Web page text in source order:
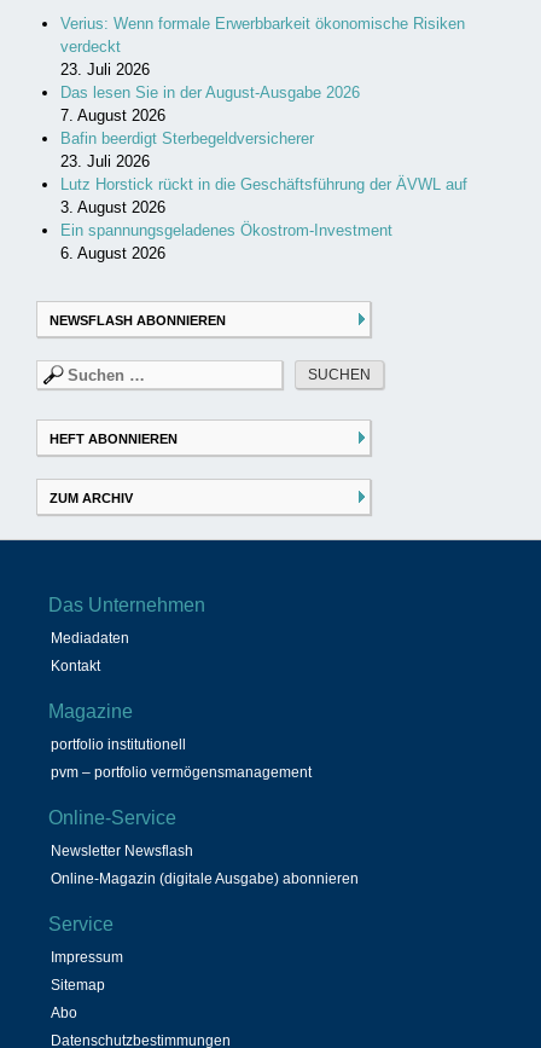
Verius: Wenn formale Erwerbbarkeit ökonomische Risiken
verdeckt
23. Juli 2026
Das lesen Sie in der August-Ausgabe 2026
7. August 2026
Bafin beerdigt Sterbegeldversicherer
23. Juli 2026
Lutz Horstick rückt in die Geschäftsführung der ÄVWL auf
3. August 2026
Ein spannungsgeladenes Ökostrom-Investment
6. August 2026
NEWSFLASH ABONNIEREN
Suchen
nach:
HEFT ABONNIEREN
ZUM ARCHIV
Das Unternehmen
Mediadaten
Kontakt
Magazine
portfolio institutionell
pvm – portfolio vermögensmanagement
Online-Service
Newsletter Newsflash
Online-Magazin (digitale Ausgabe) abonnieren
Service
Impressum
Sitemap
Abo
Datenschutzbestimmungen